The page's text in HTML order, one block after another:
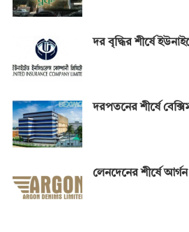
দর বৃদ্ধির শীর্ষে
দরপতনের শীর্ষে
লেনদেনের শীর্ষে